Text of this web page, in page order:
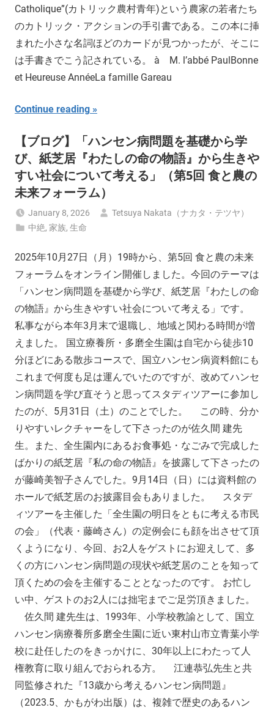
Catholique”(カトリック農村青年)という農家の若者たち
のカトリック・アクションの手引書である。この本に挿
まれた小さな名詞ほどのカードが見つかったが、そこに
は手書きでこう記されている。 à M. l’abbé PaulBonne
et Heureuse AnnéeLa famille Gareau
Continue reading
【ブログ】「ハンセン病問題を基礎から学
び、紙芝居『わたしの命の物語』から生きや
すい社会について考える」（第5回 食と農の
未来フォーラム）
January 8, 2026
Tetsuya Nakata（ナカタ・テツヤ）
中絶,家族,生命
2025年10月27日（月）19時から、第5回 食と農の未来
フォーラムをオンライン開催しました。今回のテーマは
「ハンセン病問題を基礎から学び、紙芝居『わたしの命
の物語』から生きやすい社会について考える」です。
私事ながら本年3月末で退職し、地域と関わる時間が増
えました。 国立療養所・多磨全生園は自宅から徒歩10
分ほどにある散歩コースで、国立ハンセン病資料館にも
これまで何度も足は運んでいたのですが、改めてハンセ
ン病問題を学び直そうと思ってスタディツアーに参加し
たのが、5月31日（土）のことでした。 この時、分か
りやすいレクチャーをして下さったのが佐久間 建先
生。また、全生園内にあるお食事処・なごみで完成した
ばかりの紙芝居『私の命の物語』を披露して下さったの
が藤崎美智子さんでした。9月14日（日）には資料館の
ホールで紙芝居のお披露目会もありました。 スタデ
ィツアーを主催した「全生園の明日をともに考える市民
の会」（代表・藤崎さん）の定例会にも顔を出させて頂
くようになり、今回、お2人をゲストにお迎えして、多
くの方にハンセン病問題の現状や紙芝居のことを知って
頂くための会を主催することとなったのです。 お忙し
い中、ゲストのお2人には拙宅までご足労頂きました。
佐久間 建先生は、1993年、小学校教諭として、国立
ハンセン病療養所多磨全生園に近い東村山市立青葉小学
校に赴任したのをきっかけに、30年以上にわたって人
権教育に取り組んでおられる方。 江連恭弘先生と共
同監修された『13歳から考えるハンセン病問題』
（2023.5、かもがわ出版）は、複雑で歴史のあるハン